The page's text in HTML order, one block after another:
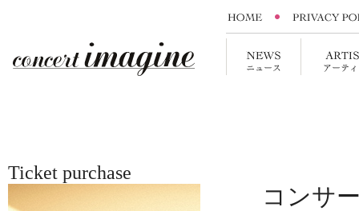
Ticket purchase
コンサ